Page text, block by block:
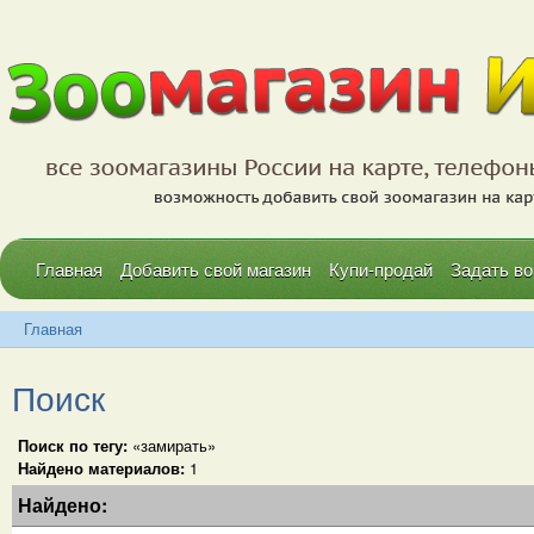
Главная Добавить свой магазин Купи-продай Задать
Главная
Поиск
Поиск по тегу: «замирать»
Найдено материалов: 1
Найдено: